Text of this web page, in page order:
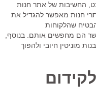
החשיבות של אתר חנות
חנות מאפשר להגדיל את
שהלקוחות
הם מחפשים אותם. בנוסף,
מוניטין חיובי ולהפוך
אסטרטגיות SEO לקידום